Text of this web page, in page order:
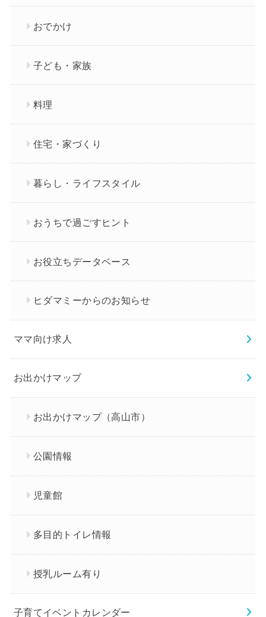
おでかけ
子ども・家族
料理
住宅・家づくり
暮らし・ライフスタイル
おうちで過ごすヒント
お役立ちデータベース
ヒダマミーからのお知らせ
ママ向け求人
お出かけマップ
お出かけマップ（高山市）
公園情報
児童館
多目的トイレ情報
授乳ルーム有り
子育てイベントカレンダー